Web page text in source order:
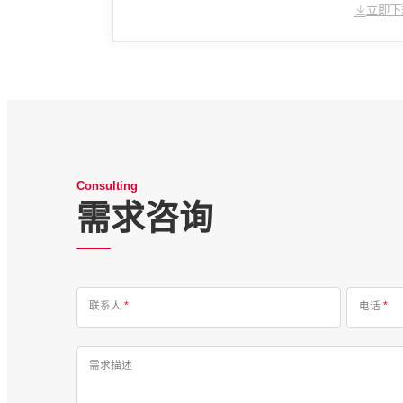
立即
Consulting
需求咨询
联系人* 电话*
需求描述